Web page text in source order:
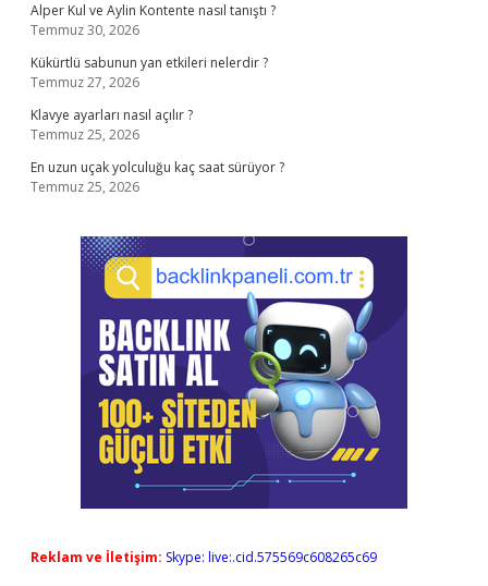
Alper Kul ve Aylin Kontente nasıl tanıştı ?
Temmuz 30, 2026
Kükürtlü sabunun yan etkileri nelerdir ?
Temmuz 27, 2026
Klavye ayarları nasıl açılır ?
Temmuz 25, 2026
En uzun uçak yolculuğu kaç saat sürüyor ?
Temmuz 25, 2026
Reklam ve İletişim: Skype: live:.cid.575569c608265c69